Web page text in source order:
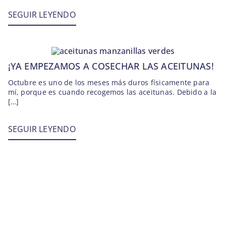
SEGUIR LEYENDO
¡YA EMPEZAMOS A COSECHAR LAS ACEITUNAS!
Octubre es uno de los meses más duros físicamente para
mí, porque es cuando recogemos las aceitunas. Debido a la
[…]
SEGUIR LEYENDO